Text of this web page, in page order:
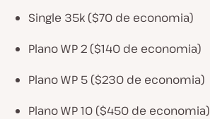
Single 35k ($70 de economia)
Plano WP 2 ($140 de economia)
Plano WP 5 ($230 de economia)
Plano WP 10 ($450 de economia)